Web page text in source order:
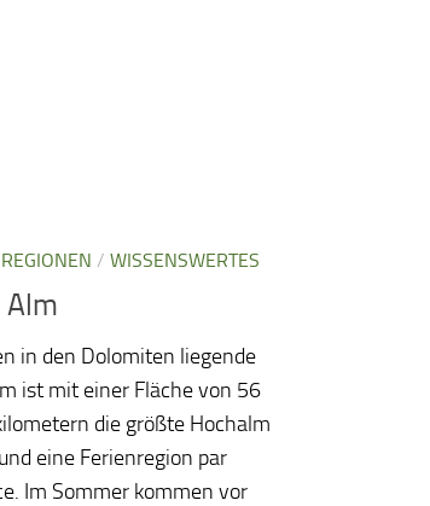
/ WISSENSWERTES
Alm
in den Dolomiten liegende
ist mit einer Fläche von 56
die größte Hochalm
eine Ferienregion par
Im Sommer kommen vor